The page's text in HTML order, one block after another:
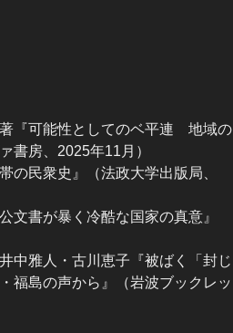
『可能性としてのベ平連 地域の
書房、2025年11月）
民衆史』（法政大学出版局、
書が暴く冷酷な国家の真意』
中雅人・古川恵子『被ばく「封じ
島の声から』（岩波ブックレッ